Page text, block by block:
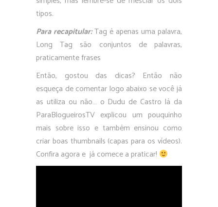
tipos.
Para recapitular:Tag é apenas uma palavra,
Long Tag são conjuntos de palavras,
praticamente frases
Então, gostou das dicas? Então não
esqueça de comentar logo abaixo se você já
as utiliza ou não… o Dudu de Castro lá da
ParaBlogueirosTV explicou um pouquinho
mais sobre isso e também ensinou como
criar boas thumbnails (capas para os vídeos).
Confira agora e já comece a praticar!